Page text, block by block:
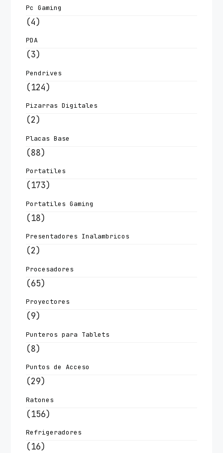
Pc Gaming
(4)
PDA
(3)
Pendrives
(124)
Pizarras Digitales
(2)
Placas Base
(88)
Portatiles
(173)
Portatiles Gaming
(18)
Presentadores Inalambricos
(2)
Procesadores
(65)
Proyectores
(9)
Punteros para Tablets
(8)
Puntos de Acceso
(29)
Ratones
(156)
Refrigeradores
(16)